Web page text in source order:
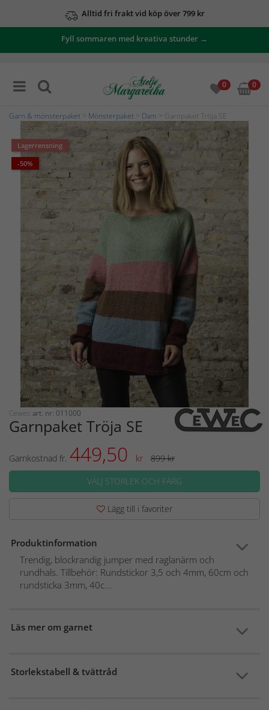
Alltid fri frakt vid köp över 799 kr
Fyll sommaren med kreativa stunder →
0 0
Garn & mönsterpaket Mönsterpaket Dam > Garnpaket Tröja SE
Lagerrensning
-50%
Cewec art. nr: 011000
Garnpaket Tröja SE
Garnkostnad fr. 449,50 kr
899 kr
VÄLJ STORLEK OCH FÄRG
Lägg till i favoriter
Produktinformation
Trendig, blockrandig jumper med raglanärm och
rundhals. Tillbehör: Rundstickor 3,5 och 4mm, 60cm och
rundsticka 3mm, 40c...
Läs mer om garnet
Storlekstabell & tvättråd